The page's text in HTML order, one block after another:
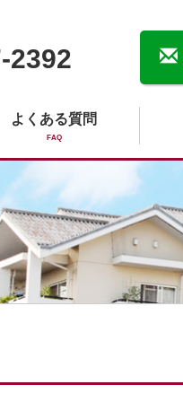
2392
よくある質問
FAQ